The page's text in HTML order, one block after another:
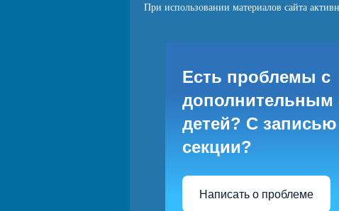
При использовании материалов сайта
Есть проблемы с
дополнительным
детей? С
секции?
Написать о проблеме